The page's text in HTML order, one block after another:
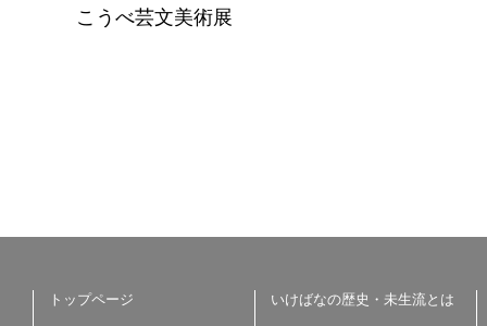
こうべ芸文美術展
トップページ いけばなの歴史・未生流とは